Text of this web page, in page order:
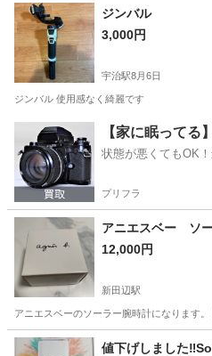
京都 京都市 烏丸駅
ジンバル
3,000円
宇治駅8月6日
ジンバル 使用感なく綺麗です
宇治市 宇治駅 カメラ
【家に眠ってる
状態が悪くてもOK
プリフラ
アニエスベー ソ
12,000円
新田辺駅
アニエスベーのソーラー腕時計になります
京都 京田辺市 新田辺駅
値下げしました